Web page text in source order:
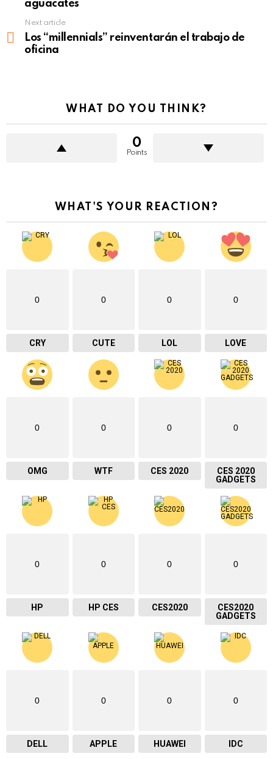
aguacates
Next article
Los “millennials” reinventarán el trabajo de
oficina
WHAT DO YOU THINK?
0
Points
WHAT'S YOUR REACTION?
0
CRY
0
CUTE
0
LOL
0
LOVE
0
OMG
0
WTF
0
CES 2020
0
CES 2020
GADGETS
0
HP
0
HP CES
0
CES2020
0
CES2020
GADGETS
0
DELL
0
APPLE
0
HUAWEI
0
IDC